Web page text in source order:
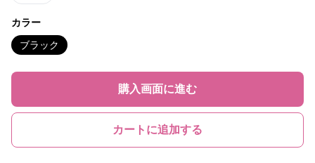
カラー
ブラック
購入画面に進む
カートに追加する